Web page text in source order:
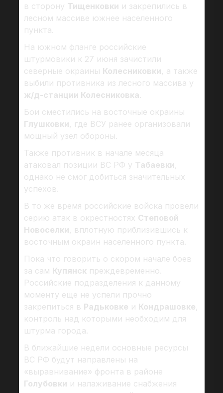
в сторону Тищенковки и закрепились в
лесном массиве южнее населенного
пункта.
На южном фланге российские
штурмовики к 27 июня зачистили
северные окраины Колесниковки, а также
выбили противника из лесного массива у
ж/д-станции Колесниковка.
Бои сместились на восточные окраины
Глушковки, где ВСУ ранее организовали
мощный узел обороны.
Также противник в начале месяца
атаковал позиции ВС РФ у Табаевки,
однако не смог добиться значительных
успехов.
В то же время российские войска провели
серию атак в окрестностях Степовой
Новоселки, вплотную приблизившись к
восточным окраин населенного пункта.
Пока что говорить о скором начале боев
за сам Купянскпреждевременно.
Российские подразделения к данному
моменту еще не успели прочно
закрепиться в Радьковке и Кондрашовке,
контроль над которыми необходим для
штурма города.
В ближайшие недели основные ресурсы
ВС РФ будут направлены на
«выравнивание» фронта в районе
Голубовки и налаживание снабжения